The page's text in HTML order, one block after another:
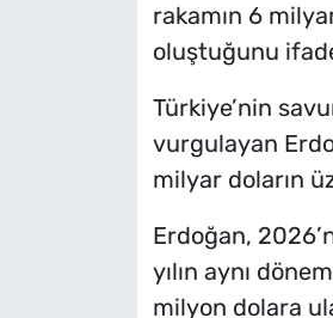
rakamın 6
oluştuğunu
Türkiye’nin
vurgulayan
milyar doların
Erdoğan,
yılın aynı
milyon dolara